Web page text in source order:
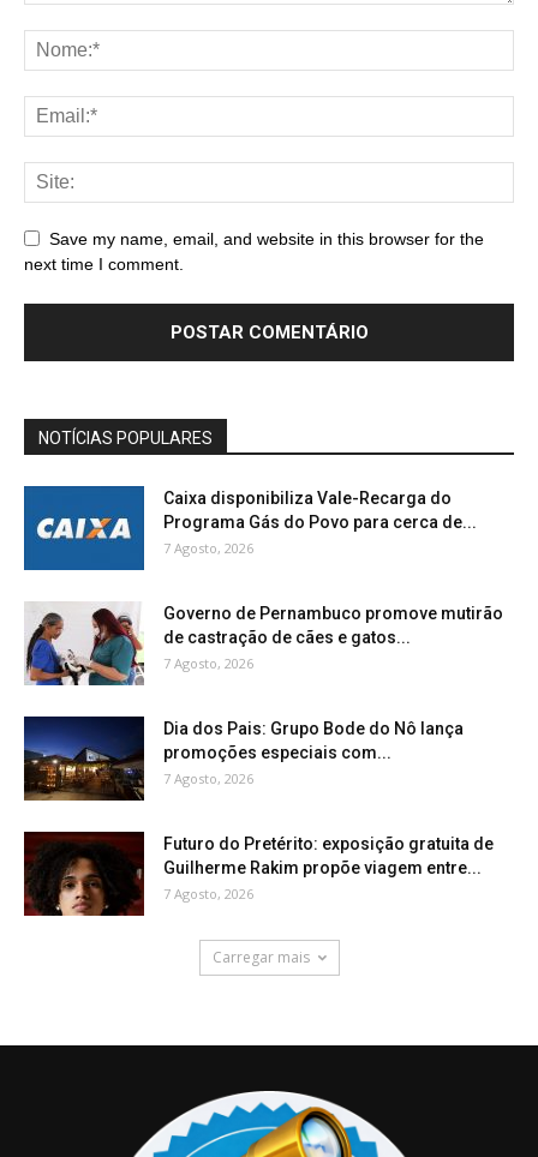
Save my name, email, and website in this browser for the
next time I comment.
NOTÍCIAS POPULARES
Caixa disponibiliza Vale-Recarga do
Programa Gás do Povo para cerca de...
7 Agosto, 2026
Governo de Pernambuco promove mutirão
de castração de cães e gatos...
7 Agosto, 2026
Dia dos Pais: Grupo Bode do Nô lança
promoções especiais com...
7 Agosto, 2026
Futuro do Pretérito: exposição gratuita de
Guilherme Rakim propõe viagem entre...
7 Agosto, 2026
Carregar mais